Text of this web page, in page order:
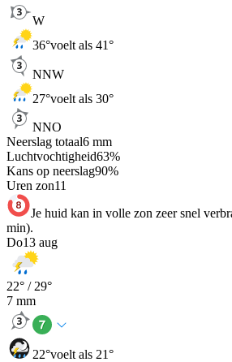
W
36°voelt als 41°
NNW
27°voelt als 30°
NNO
Neerslag totaal6 mm
Luchtvochtigheid63%
Kans op neerslag90%
Uren zon11
Je huid kan in volle zon zeer snel
min).
Do13 aug
22° / 29°
7 mm
22°voelt als 21°